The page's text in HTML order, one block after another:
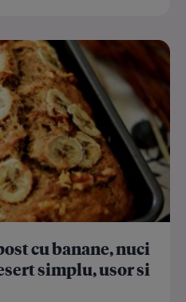
cu banane, nuci
simplu, usor si